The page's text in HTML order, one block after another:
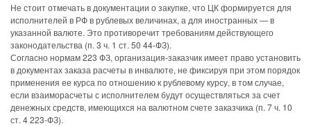
Не стоит отмечать в документации о закупке, что ЦК формируется для
исполнителей в РФ в рублевых величинах, а для иностранных — в
указанной валюте. Это противоречит требованиям действующего
законодательства (п. 3 ч. 1 ст. 50 44-ФЗ).
Согласно нормам 223 ФЗ, организация-заказчик имеет право установить
в документах заказа расчеты в инвалюте, не фиксируя при этом порядок
применения ее курса по отношению к рублевому курсу, в том случае,
если взаиморасчеты с исполнителем будут осуществляться за счет
денежных средств, имеющихся на валютном счете заказчика (п. 7 ч. 10
ст. 4 223-ФЗ).